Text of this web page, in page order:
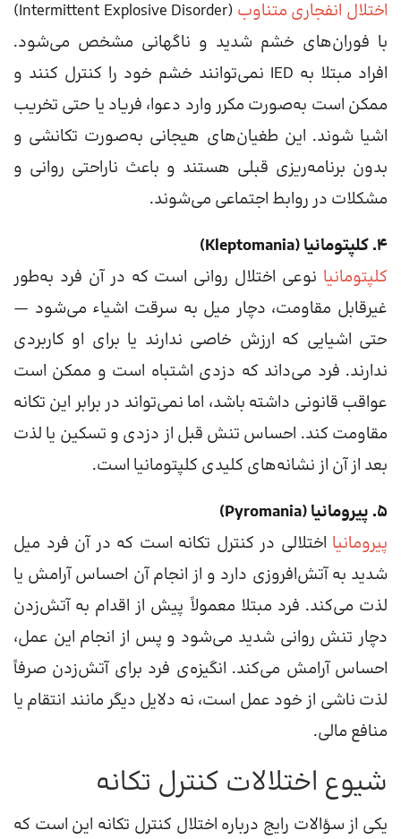
اختلال انفجاری متناوب
(Intermittent Explosive Disorder)
با فوران‌های خشم شدید و ناگهانی مشخص می‌شود.
افراد مبتلا به IED نمی‌توانند خشم خود را کنترل کنند و
ممکن است به‌صورت مکرر وارد دعوا، فریاد یا حتی تخریب
اشیا شوند. این طغیان‌های هیجانی به‌صورت تکانشی و
بدون برنامه‌ریزی قبلی هستند و باعث ناراحتی روانی و
مشکلات در روابط اجتماعی می‌شوند.
۴. کلپتومانیا (Kleptomania)
کلپتومانیا نوعی اختلال روانی است که در آن فرد به‌طور
غیرقابل مقاومت، دچار میل به سرقت اشیاء می‌شود —
حتی اشیایی که ارزش خاصی ندارند یا برای او کاربردی
ندارند. فرد می‌داند که دزدی اشتباه است و ممکن است
عواقب قانونی داشته باشد، اما نمی‌تواند در برابر این تکانه
مقاومت کند. احساس تنش قبل از دزدی و تسکین یا لذت
بعد از آن از نشانه‌های کلیدی کلپتومانیا است.
۵. پیرومانیا (Pyromania)
پیرومانیا اختلالی در کنترل تکانه است که در آن فرد میل
شدید به آتش‌افروزی دارد و از انجام آن احساس آرامش یا
لذت می‌کند. فرد مبتلا معمولاً پیش از اقدام به آتش‌زدن
دچار تنش روانی شدید می‌شود و پس از انجام این عمل،
احساس آرامش می‌کند. انگیزه‌ی فرد برای آتش‌زدن صرفاً
لذت ناشی از خود عمل است، نه دلایل دیگر مانند انتقام یا
منافع مالی.
شیوع اختلالات کنترل تکانه
یکی از سؤالات رایج درباره اختلال کنترل تکانه این است که